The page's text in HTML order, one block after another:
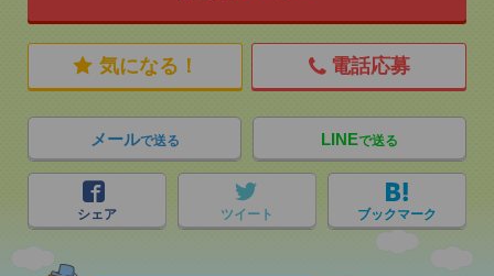
気になる！ 電話応募
メールで送る LINEで送る
シェア ツイート ブックマーク